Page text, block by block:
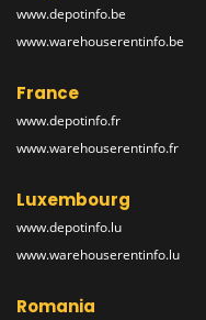
www.depotinfo.be
www.warehouserentinfo.be
France
www.depotinfo.fr
www.warehouserentinfo.fr
Luxembourg
www.depotinfo.lu
www.warehouserentinfo.lu
Romania